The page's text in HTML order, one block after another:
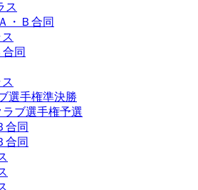
ス
・Ｂ合同
同
選手権準決勝
ブ選手権予選
合同
合同